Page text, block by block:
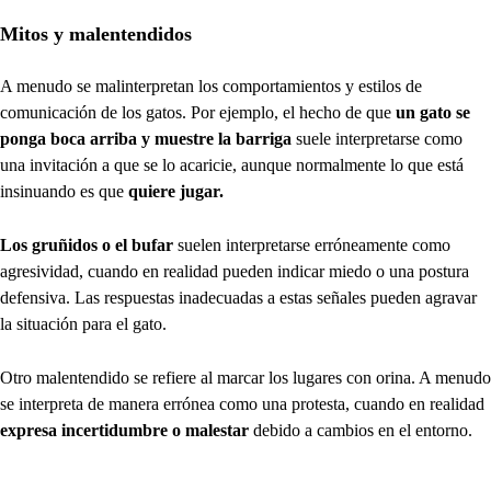
Mitos y malentendidos
A menudo se malinterpretan los comportamientos y estilos de
comunicación de los gatos. Por ejemplo, el hecho de que un gato se
ponga boca arriba y muestre la barriga suele interpretarse como
una invitación a que se lo acaricie, aunque normalmente lo que está
insinuando es que quiere jugar.
Los gruñidos o el bufar suelen interpretarse erróneamente como
agresividad, cuando en realidad pueden indicar miedo o una postura
defensiva. Las respuestas inadecuadas a estas señales pueden agravar
la situación para el gato.
Otro malentendido se refiere al marcar los lugares con orina. A menudo
se interpreta de manera errónea como una protesta, cuando en realidad
expresa incertidumbre o malestar debido a cambios en el entorno.